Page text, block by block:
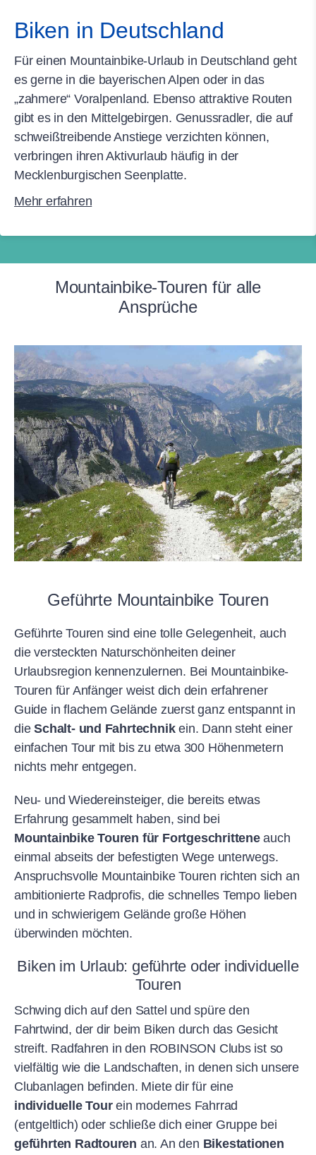
Biken in Deutschland
Für einen Mountainbike-Urlaub in Deutschland geht
es gerne in die bayerischen Alpen oder in das
„zahmere“ Voralpenland. Ebenso attraktive Routen
gibt es in den Mittelgebirgen. Genussradler, die auf
schweißtreibende Anstiege verzichten können,
verbringen ihren Aktivurlaub häufig in der
Mecklenburgischen Seenplatte.
Mehr erfahren
Mountainbike-Touren für alle
Ansprüche
Geführte Mountainbike Touren
Geführte Touren sind eine tolle Gelegenheit, auch
die versteckten Naturschönheiten deiner
Urlaubsregion kennenzulernen. Bei Mountainbike-
Touren für Anfänger weist dich dein erfahrener
Guide in flachem Gelände zuerst ganz entspannt in
dieSchalt- und Fahrtechnikein. Dann steht einer
einfachen Tour mit bis zu etwa 300 Höhenmetern
nichts mehr entgegen.
Neu- und Wiedereinsteiger, die bereits etwas
Erfahrung gesammelt haben, sind bei
Mountainbike Touren für Fortgeschritteneauch
einmal abseits der befestigten Wege unterwegs.
Anspruchsvolle Mountainbike Touren richten sich an
ambitionierte Radprofis, die schnelles Tempo lieben
und in schwierigem Gelände große Höhen
überwinden möchten.
Biken im Urlaub: geführte oder individuelle
Touren
Schwing dich auf den Sattel und spüre den
Fahrtwind, der dir beim Biken durch das Gesicht
streift. Radfahren in den ROBINSON Clubs ist so
vielfältig wie die Landschaften, in denen sich unsere
Clubanlagen befinden. Miete dir für eine
individuelle Tourein modernes Fahrrad
(entgeltlich) oder schließe dich einer Gruppe bei
geführten Radtouren an. An den Bikestationen